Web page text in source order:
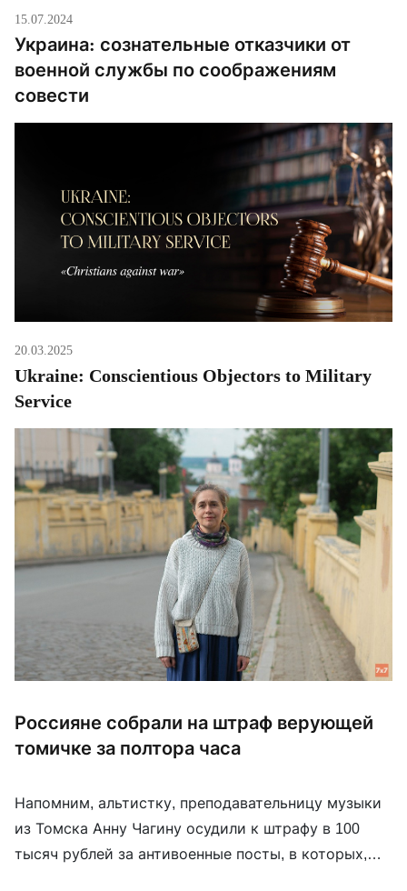
15.07.2024
Украина: сознательные отказчики от
военной службы по соображениям
совести
20.03.2025
Ukraine: Conscientious Objectors to Military
Service
Россияне собрали на штраф верующей
томичке за полтора часа
Напомним, альтистку, преподавательницу музыки
из Томска Анну Чагину осудили к штрафу в 100
тысяч рублей за антивоенные посты, в которых,